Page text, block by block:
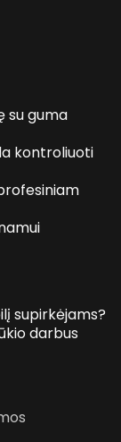
su guma
kontroliuoti
supirkėjams?
darbus